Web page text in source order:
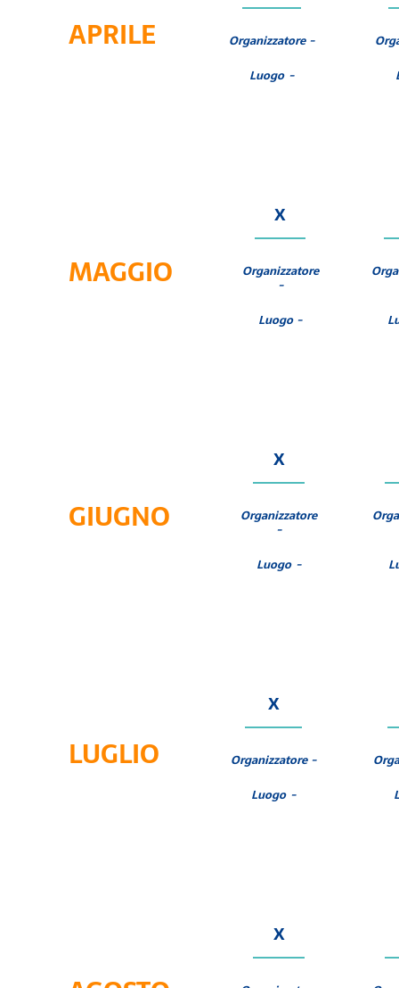
APRILE
Organizzatore -
Luogo -
MAGGIO
X
Organizzatore
-
Luogo -
GIUGNO
X
Organizzatore
-
Luogo -
LUGLIO
X
Organizzatore -
Luogo -
X